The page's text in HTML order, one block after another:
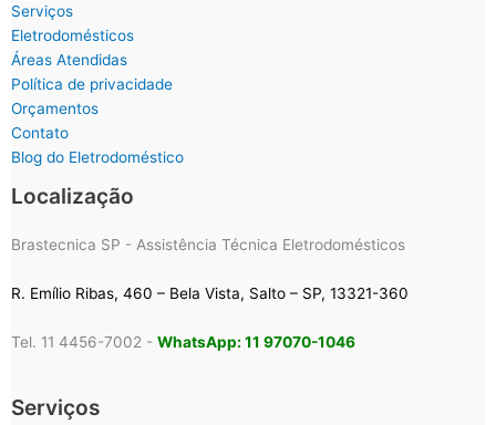
Serviços
Eletrodomésticos
Áreas Atendidas
Política de privacidade
Orçamentos
Contato
Blog do Eletrodoméstico
Localização
Brastecnica SP - Assistência Técnica Eletrodomésticos
R. Emílio Ribas, 460 – Bela Vista, Salto – SP, 13321-360
Tel. 11 4456-7002 - WhatsApp: 11 97070-1046
Serviços